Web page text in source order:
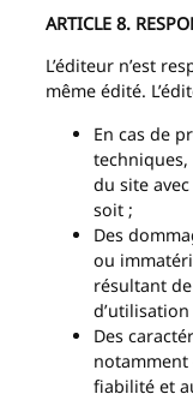
ARTICLE 8.
L’éditeur n’est
même édité.
En cas de
du site
soit ;
Des
ou
résultant
Des
notamment
fiabilité et